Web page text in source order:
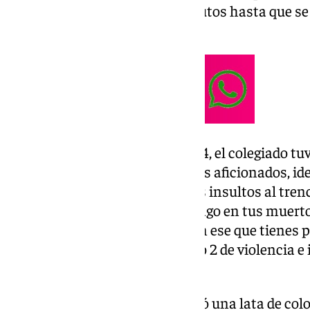
estuvo detenido durante 2 minutos hasta que
Posteriormente, en el minuto 64, el colegiado
dantesco. Según se indica, varios aficionados,
Motril, realizaron los siguientes insultos al
siguientes: «¡Hijo de puta, me cago en tus
cagar, te voy a meter el banderín ese que tienes
activó rápidamente el protocolo 2 de violencia
Ya en el minuto 90+15, se «lanzó una lata de